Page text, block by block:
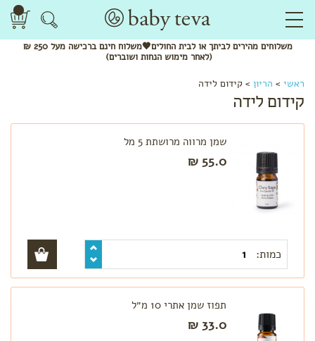
משלוחיםמהיריםלביתך או לבית החולים🖤משלוחחינם
ברכישה מעל 250 ₪
(לאחר מימוש הנחות ושוברים)
לפי
קטגוריה
חליטות
ותערובות
לשתייה
מתנות
בגדי
הריון
והנקה
לפי שלב
טרימסטר
ראשון
ראשי > הריון > קידום לידה
קידום לידה
שמן מרווה מרושתת 5 מל
55.0 ₪
כמות:
תפוז שמן אתרי 10 מ״ל
33.0 ₪